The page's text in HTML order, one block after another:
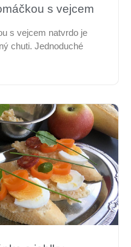
s vejcem
s vejcem natvrdo je
chuti. Jednoduché